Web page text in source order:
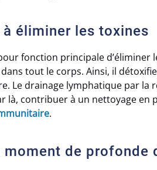
à éliminer les toxines
fonction principale d’éliminer
tout le corps. Ainsi, il
Le drainage lymphatique par la
là, contribuer à un nettoyage
.
de profonde